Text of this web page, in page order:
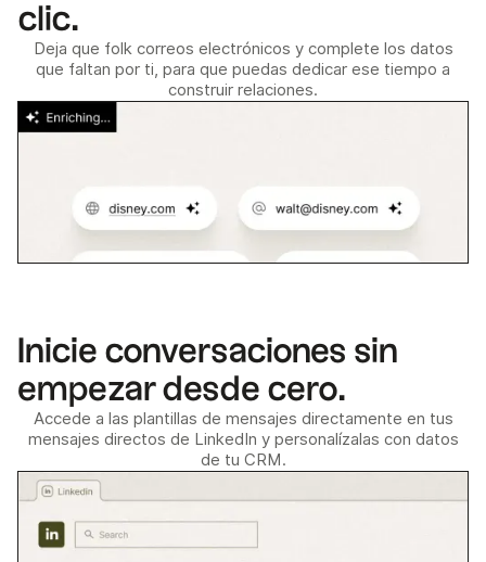
clic.
Deja que folk correos electrónicos y complete los datos
que faltan por ti, para que puedas dedicar ese tiempo a
construir relaciones.
Inicie conversaciones sin
empezar desde cero.
Accede a las plantillas de mensajes directamente en tus
mensajes directos de LinkedIn y personalízalas con datos
de tu CRM.